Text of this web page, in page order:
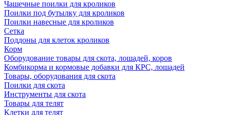
Чашечные поилки для кроликов
Поилки под бутылку для кроликов
Поилки навесные для кроликов
Сетка
Поддоны для клеток кроликов
Корм
Оборудование товары для скота, лошадей, коров
Комбикорма и кормовые добавки для КРС, лошадей
Товары, оборудования для скота
Поилки для скота
Инструменты для скота
Товары для телят
Клетки для телят